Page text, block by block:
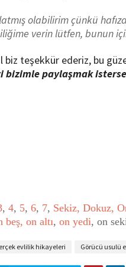
olabilirim çünkü
verin lütfen, bunun
biz teşekkür ederiz, bu
bizimle paylaşmak
, 4, 5, 6, 7, Sekiz, Dokuz,
beş, on altı, on yedi, on
evlilik hikayeleri Görücü usulü